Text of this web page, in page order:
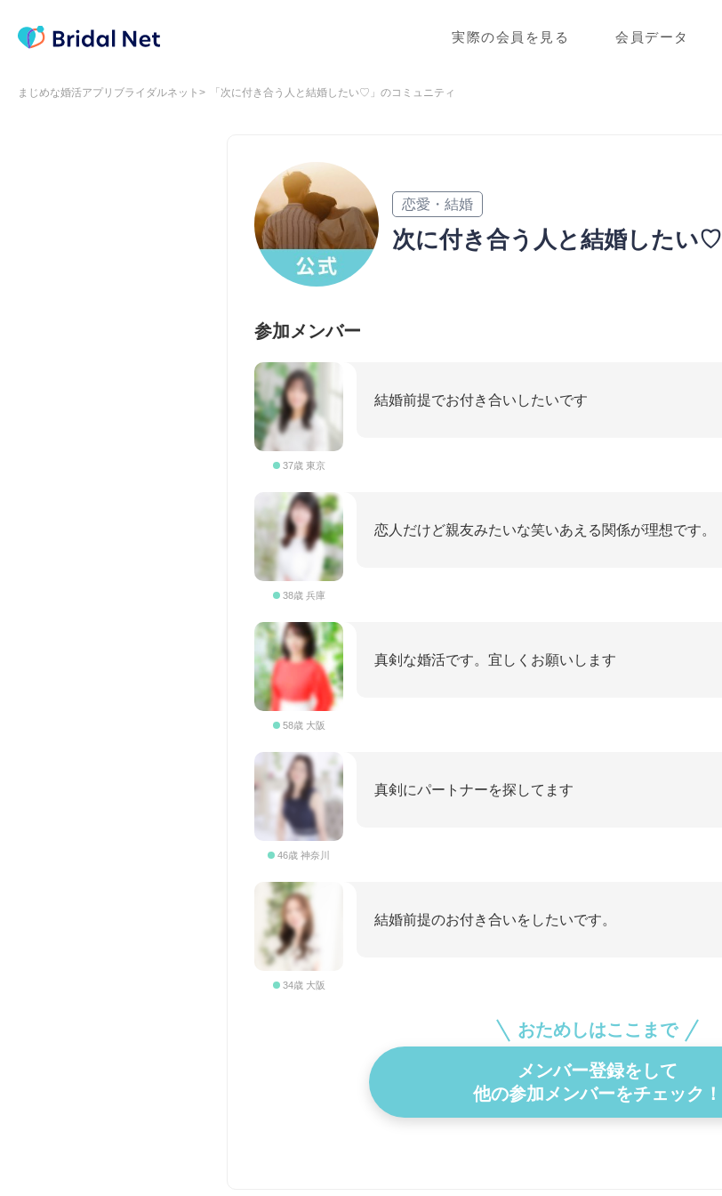
実際の会員を見る 会員データ
まじめな婚活アプリブライダルネット 「次に付き合う人と結婚したい♡」のコミュニティ
恋愛・結婚
次に付き合う人と結婚したい♡
参加メンバー
37歳 東京
結婚前提でお付き合いしたいです
38歳 兵庫
恋人だけど親友みたいな笑いあえる関係が理想です。
58歳 大阪
真剣な婚活です。宜しくお願いします
46歳 神奈川
真剣にパートナーを探してます
34歳 大阪
結婚前提のお付き合いをしたいです。
おためしはここまで
メンバー登録をして
他の参加メンバーをチェック！